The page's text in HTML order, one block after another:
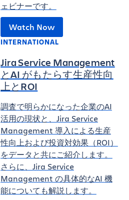
ェビナーです。
Watch Now
INTERNATIONAL
Jira Service Management
とAI がもたらす生産性向
上とROI
調査で明らかになった企業のAI
活用の現状と、Jira Service
Management 導入による生産
性向上および投資対効果（ROI）
をデータと共にご紹介します。
さらに、Jira Service
Management の具体的なAI 機
能についても解説します。